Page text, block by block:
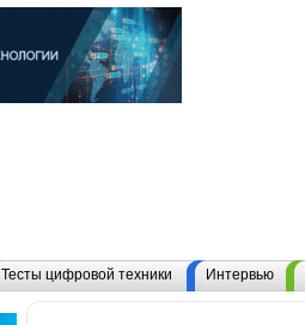
Тесты цифровой техники Интервью